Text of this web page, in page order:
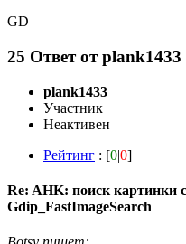
GD
25 Ответ отplank1433
plank1433
Участник
Неактивен
Рейтинг : [0|0]
Re: AHK: поиск картинки
Gdip_FastImageSearch